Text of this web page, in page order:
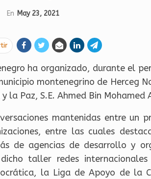
En May 23, 2021
ha organizado, durante el
montenegrino de Herceg
la Paz, S.E. Ahmed Bin Mohamed
mantenidas entre un
entre las cuales
de agencias de desarrollo y
taller redes
la Liga de Apoyo de la